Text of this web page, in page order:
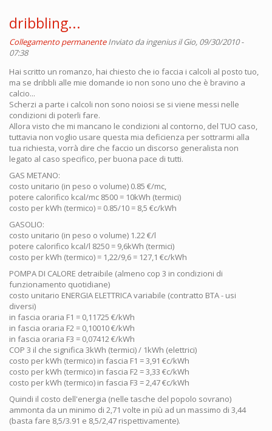
dribbling...
Collegamento permanente Inviato daingeniusil Gio, 09/30/2010 -
07:38
Hai scritto un romanzo, hai chiesto che io faccia i calcoli al posto tuo,
ma se dribbli alle mie domande io non sono uno che è bravino a
calcio...
Scherzi a parte i calcoli non sono noiosi se si viene messi nelle
condizioni di poterli fare.
Allora visto che mi mancano le condizioni al contorno, del TUO caso,
tuttavia non voglio usare questa mia deficienza per sottrarmi alla
tua richiesta, vorrà dire che faccio un discorso generalista non
legato al caso specifico, per buona pace di tutti.
GAS METANO:
costo unitario (in peso o volume) 0.85 €/mc,
potere calorifico kcal/mc 8500 = 10kWh (termici)
costo per kWh (termico) = 0.85/10 = 8,5 €c/kWh
GASOLIO:
costo unitario (in peso o volume) 1.22 €/l
potere calorifico kcal/l 8250 = 9,6kWh (termici)
costo per kWh (termico) = 1,22/9,6 = 127,1 €c/kWh
POMPA DI CALORE detraibile (almeno cop 3 in condizioni di
funzionamento quotidiane)
costo unitario ENERGIA ELETTRICA variabile (contratto BTA - usi
diversi)
in fascia oraria F1 = 0,11725 €/kWh
in fascia oraria F2 = 0,10010 €/kWh
in fascia oraria F3 = 0,07412 €/kWh
COP 3 il che significa 3kWh (termici) / 1kWh (elettrici)
costo per kWh (termico) in fascia F1 = 3,91 €c/kWh
costo per kWh (termico) in fascia F2 = 3,33 €c/kWh
costo per kWh (termico) in fascia F3 = 2,47 €c/kWh
Quindi il costo dell'energia (nelle tasche del popolo sovrano)
ammonta da un minimo di 2,71 volte in più ad un massimo di 3,44
(basta fare 8,5/3.91 e 8,5/2,47 rispettivamente).